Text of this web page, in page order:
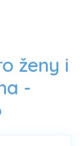
ženy i
-